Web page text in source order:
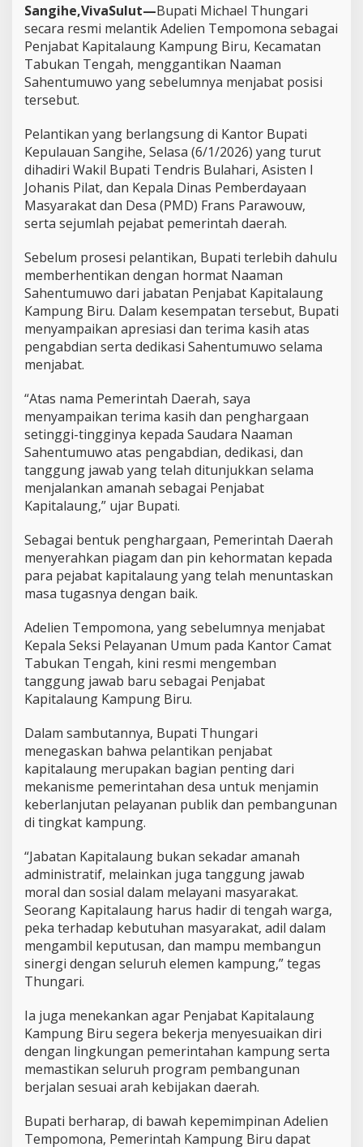
k
P
e
n
a
t
K
a
p
i
t
a
l
u
n
g
K
m
p
g
i
r
u
,
I
n
g
t
k
a
n
J
b
a
a
n
A
a
n
a
h
M
o
r
a
d
a
n
S
o
s
i
a
Sangihe,VivaSulut—Bupati Michael Thungari
secara resmi melantikAdelien Tempomona sebagai
Penjabat Kapitalaung Kampung Biru, Kecamatan
Tabukan Tengah, menggantikan Naaman
Sahentumuwo yang sebelumnya menjabat posisi
tersebut.
Pelantikan yang berlangsung di Kantor Bupati
Kepulauan Sangihe, Selasa (6/1/2026) yang turut
dihadiri Wakil Bupati Tendris Bulahari, Asisten I
Johanis Pilat, dan Kepala Dinas Pemberdayaan
Masyarakat dan Desa (PMD) Frans Parawouw,
serta sejumlah pejabat pemerintah daerah.
Sebelum prosesi pelantikan, Bupati terlebih dahulu
memberhentikan dengan hormat Naaman
Sahentumuwo dari jabatan Penjabat Kapitalaung
Kampung Biru. Dalam kesempatan tersebut, Bupati
menyampaikan apresiasi dan terima kasih atas
pengabdian serta dedikasi Sahentumuwo selama
menjabat.
“Atas nama Pemerintah Daerah, saya
menyampaikan terima kasih dan penghargaan
setinggi-tingginya kepada Saudara Naaman
Sahentumuwo atas pengabdian, dedikasi, dan
tanggung jawab yang telah ditunjukkan selama
menjalankan amanah sebagai Penjabat
Kapitalaung,” ujar Bupati.
Sebagai bentuk penghargaan, Pemerintah Daerah
menyerahkan piagam dan pin kehormatan kepada
para pejabat kapitalaung yang telah menuntaskan
masa tugasnya dengan baik.
Adelien Tempomona, yang sebelumnya menjabat
Kepala Seksi Pelayanan Umum pada Kantor Camat
Tabukan Tengah, kini resmi mengemban
tanggung jawab baru sebagai Penjabat
Kapitalaung Kampung Biru.
Dalam sambutannya, Bupati Thungari
menegaskan bahwa pelantikan penjabat
kapitalaung merupakan bagian penting dari
mekanisme pemerintahan desa untuk menjamin
keberlanjutan pelayanan publik dan pembangunan
di tingkat kampung.
“Jabatan Kapitalaung bukan sekadar amanah
administratif, melainkan juga tanggung jawab
moral dan sosial dalam melayani masyarakat.
Seorang Kapitalaung harus hadir di tengah warga,
peka terhadap kebutuhan masyarakat, adil dalam
mengambil keputusan, dan mampu membangun
sinergi dengan seluruh elemen kampung,” tegas
Thungari.
Ia juga menekankan agar Penjabat Kapitalaung
Kampung Biru segera bekerja menyesuaikan diri
dengan lingkungan pemerintahan kampung serta
memastikan seluruh program pembangunan
berjalan sesuai arah kebijakan daerah.
Bupati berharap, di bawah kepemimpinan Adelien
Tempomona, Pemerintah Kampung Biru dapat